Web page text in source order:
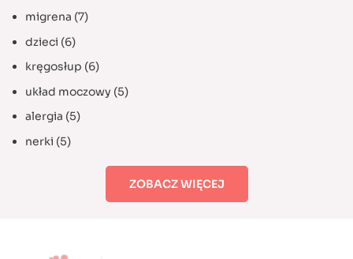
migrena (7)
dzieci (6)
kręgosłup (6)
układ moczowy (5)
alergia (5)
nerki (5)
ZOBACZ WIĘCEJ